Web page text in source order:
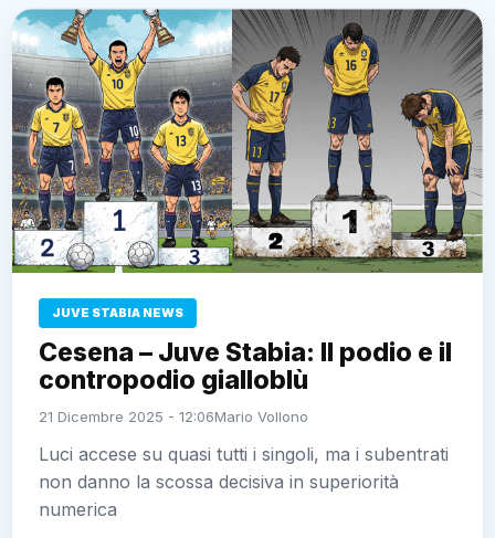
JUVE STABIA NEWS
Cesena – Juve Stabia: Il podio e il
contropodio gialloblù
21 Dicembre 2025 - 12:06Mario Vollono
Luci accese su quasi tutti i singoli, ma i subentrati
non danno la scossa decisiva in superiorità
numerica